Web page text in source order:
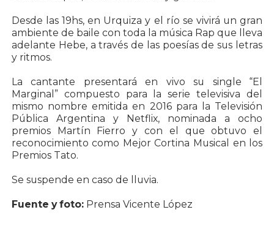
Desde las 19hs, en Urquiza y el río se vivirá un gran
ambiente de baile con toda la música Rap que lleva
adelante Hebe, a través de las poesías de sus letras
y ritmos.
La cantante presentará en vivo su single “El
Marginal” compuesto para la serie televisiva del
mismo nombre emitida en 2016 para la Televisión
Pública Argentina y Netflix, nominada a ocho
premios Martín Fierro y con el que obtuvo el
reconocimiento como Mejor Cortina Musical en los
Premios Tato.
Se suspende en caso de lluvia.
Fuente y foto:Prensa Vicente López